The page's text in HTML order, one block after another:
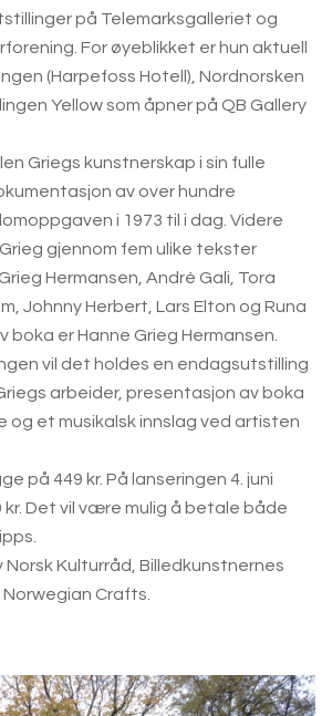
på Telemarksgalleriet og
For øyeblikket er hun aktuell
(Harpefoss Hotell), Nordnorsken
Yellow som åpner på QB Gallery
Griegs kunstnerskap i sin fulle
av over hundre
i 1973 til i dag. Videre
gjennom fem ulike tekster
Hermansen, André Gali, Tora
Johnny Herbert, Lars Elton og Runa
boka er Hanne Grieg Hermansen.
vil det holdes en endagsutstilling
arbeider, presentasjon av boka
og et musikalsk innslag ved artisten
på 449 kr. På lanseringen 4. juni
kr. Det vil være mulig å betale både
Kulturråd, Billedkunstnernes
Crafts.